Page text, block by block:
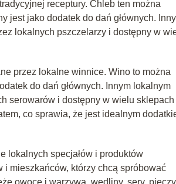
receptury. Chleb ten można
jest jako dodatek do dań głównych.
lokalnych pszczelarzy i dostępny w
przez lokalne winnice. Wino to można
do dań głównych. Innym lokalnym
serowarów i dostępny w wielu sklepach
co sprawia, że jest idealnym
lokalnych specjałów i produktów
mieszkańców, którzy chcą spróbować
owoce i warzywa, wędliny, sery,